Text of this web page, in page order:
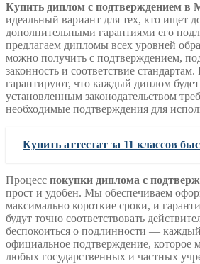
Купить диплом с подтверждением в
идеальный вариант для тех, кто ищет
дополнительными гарантиями его
предлагаем дипломы всех уровней
можно получить с подтверждением,
законность и соответствие
гарантируют, что каждый диплом будет
установленным законодательством
необходимые подтверждения для
Купить аттестат за 11 классов
Процесс покупки диплома с
прост и удобен. Мы обеспечиваем
максимально короткие сроки, и
будут точно соответствовать
беспокоиться о подлинности —
официальное подтверждение, которое
любых государственных и частных